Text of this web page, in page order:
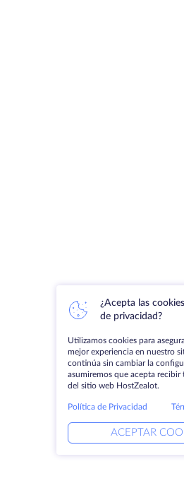
¿Acepta las
de privacidad?
Utilizamos cookies para
mejor experiencia en nuestro
continúa sin cambiar la
asumiremos que acepta recibir
del sitio web HostZealot.
Política de Privacidad
ACEPTAR